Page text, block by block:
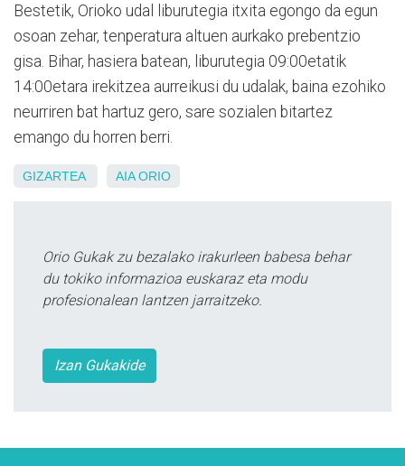
Bestetik, Orioko udal liburutegia itxita egongo da egun
osoan zehar, tenperatura altuen aurkako prebentzio
gisa. Bihar, hasiera batean, liburutegia 09:00etatik
14:00etara irekitzea aurreikusi du udalak, baina ezohiko
neurriren bat hartuz gero, sare sozialen bitartez
emango du horren berri.
GIZARTEA AIA ORIO
Orio Gukak zu bezalako irakurleen babesa behar
du tokiko informazioa euskaraz eta modu
profesionalean lantzen jarraitzeko.
Izan Gukakide